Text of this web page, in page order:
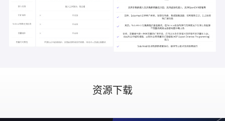
资源下载